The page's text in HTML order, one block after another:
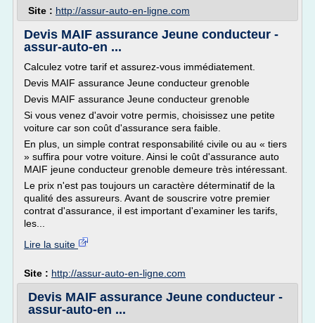
Site : http://assur-auto-en-ligne.com
Devis MAIF assurance Jeune conducteur -
assur-auto-en ...
Calculez votre tarif et assurez-vous immédiatement.
Devis MAIF assurance Jeune conducteur grenoble
Devis MAIF assurance Jeune conducteur grenoble
Si vous venez d'avoir votre permis, choisissez une petite
voiture car son coût d'assurance sera faible.
En plus, un simple contrat responsabilité civile ou au « tiers
» suffira pour votre voiture. Ainsi le coût d'assurance auto
MAIF jeune conducteur grenoble demeure très intéressant.
Le prix n'est pas toujours un caractère déterminatif de la
qualité des assureurs. Avant de souscrire votre premier
contrat d'assurance, il est important d'examiner les tarifs,
les...
Lire la suite
Site : http://assur-auto-en-ligne.com
Devis MAIF assurance Jeune conducteur -
assur-auto-en ...